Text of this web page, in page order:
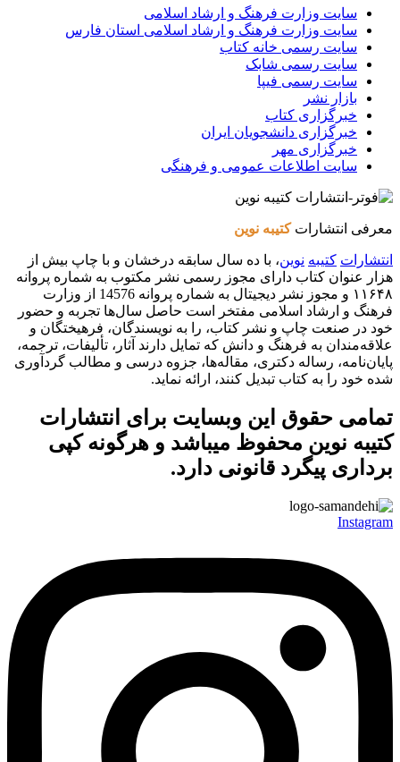
سایت وزارت فرهنگ و ارشاد اسلامی
سایت وزارت فرهنگ و ارشاد اسلامی استان فارس
سایت رسمی خانه کتاب
سایت رسمی شابک
سایت رسمی فیپا
بازار نشر
خبرگزاری کتاب
خبرگزاری دانشجویان ایران
خبرگزاری مهر
سایت اطلاعات عمومی و فرهنگی
معرفی انتشاراتکتیبه نوین
انتشارات کتیبه نوین، با ده سال سابقه درخشان و با چاپ بیش از
هزار عنوان کتاب دارای مجوز رسمی نشر مکتوب به شماره پروانه
۱۱۶۴۸ و مجوز نشر دیجیتال به شماره پروانه 14576 از وزارت
فرهنگ و ارشاد اسلامی مفتخر است حاصل سال‌ها تجربه و حضور
خود در صنعت چاپ و نشر کتاب، را به نویسندگان، فرهیختگان و
علاقه‌مندان به فرهنگ و دانش که تمایل دارند آثار، تألیفات، ترجمه،
پایان‌نامه، رساله دکتری، مقاله‌ها، جزوه درسی و مطالب گردآوری
شده خود را به کتاب تبدیل کنند، ارائه نماید.
تمامی حقوق این وبسایت برای انتشارات
کتیبه نوین محفوظ میباشد و هرگونه کپی
برداری پیگرد قانونی دارد.
Instagram